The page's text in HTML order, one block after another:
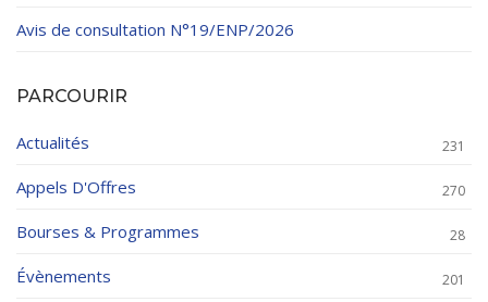
Avis de consultation N°19/ENP/2026
PARCOURIR
Actualités 231
Appels D'Offres 270
Bourses & Programmes 28
Évènements 201